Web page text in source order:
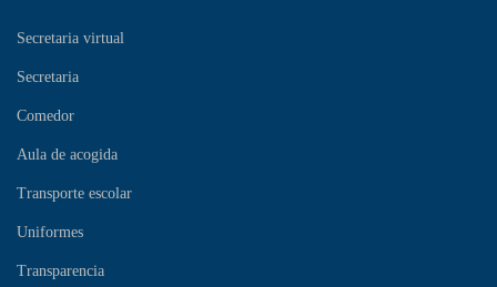
Secretaria virtual
Secretaria
Comedor
Aula de acogida
Transporte escolar
Uniformes
Transparencia